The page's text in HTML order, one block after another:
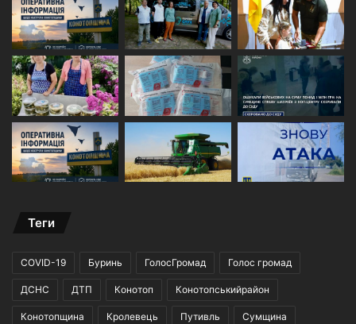
Теги
COVID-19 Буринь ГолосГромад Голос громад
ДСНС ДТП Конотоп Конотопськийрайон
Конотопщина Кролевець Путивль Сумщина